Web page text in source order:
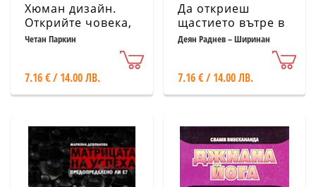
Хюман дизайн.
Открийте човека,
който сте родени
Четан Паркин
7.16 € / 14.00 ЛВ.
Да откриеш
щастието вътре в
себе си
Деян Раднев – Ширинан
7.16 € / 14.00 ЛВ.